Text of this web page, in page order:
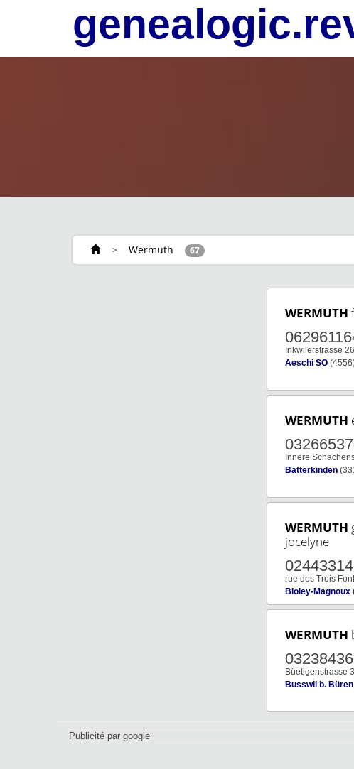
> Wermuth 67
WERMUTH
Inkwilerstrasse 26
Aeschi SO
WERMUTH
Innere
Bätterkinden
WERMUTH
jocelyne
rue des Trois
Bioley-Magnoux
WERMUTH
Büetigenstrasse
Busswil b. Büren
Publicité par google